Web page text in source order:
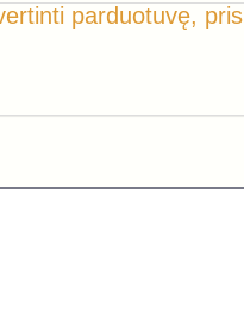
parduotuvę,